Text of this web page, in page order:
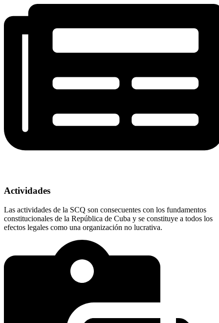
Actividades
Las actividades de la SCQ son consecuentes con los fundamentos
constitucionales de la República de Cuba y se constituye a todos los
efectos legales como una organización no lucrativa.